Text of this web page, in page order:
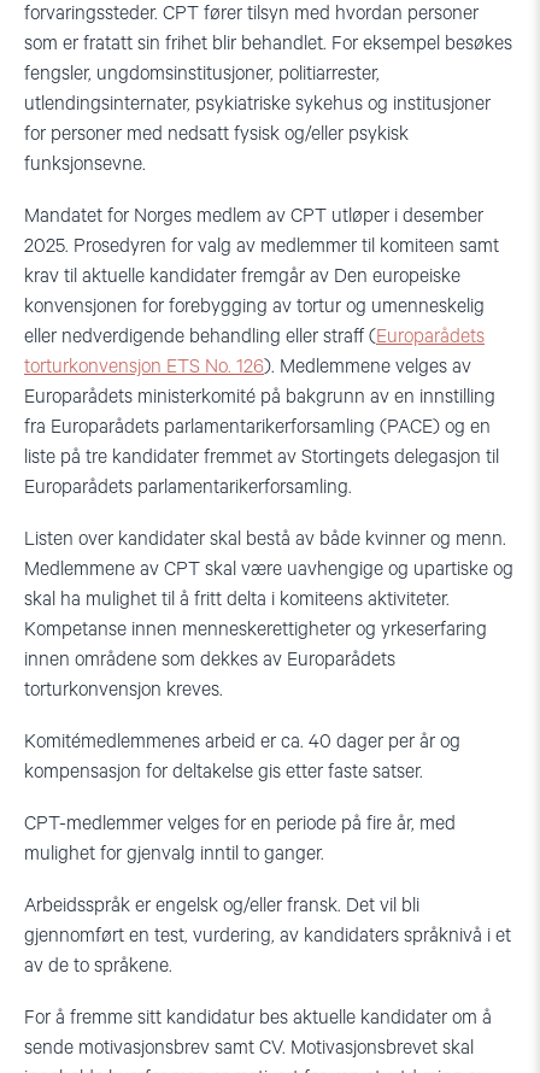
forvaringssteder. CPT fører tilsyn med hvordan personer
som er fratatt sin frihet blir behandlet. For eksempel besøkes
fengsler, ungdomsinstitusjoner, politiarrester,
utlendingsinternater, psykiatriske sykehus og institusjoner
for personer med nedsatt fysisk og/eller psykisk
funksjonsevne.
Mandatet for Norges medlem av CPT utløper i desember
2025. Prosedyren for valg av medlemmer til komiteen samt
krav til aktuelle kandidater fremgår av Den europeiske
konvensjonen for forebygging av tortur og umenneskelig
eller nedverdigende behandling eller straff (Europarådets
torturkonvensjon ETS No. 126). Medlemmene velges av
Europarådets ministerkomité på bakgrunn av en innstilling
fra Europarådets parlamentarikerforsamling (PACE) og en
liste på tre kandidater fremmet av Stortingets delegasjon til
Europarådets parlamentarikerforsamling.
Listen over kandidater skal bestå av både kvinner og menn.
Medlemmene av CPT skal være uavhengige og upartiske og
skal ha mulighet til å fritt delta i komiteens aktiviteter.
Kompetanse innen menneskerettigheter og yrkeserfaring
innen områdene som dekkes av Europarådets
torturkonvensjon kreves.
Komitémedlemmenes arbeid er ca. 40 dager per år og
kompensasjon for deltakelse gis etter faste satser.
CPT-medlemmer velges for en periode på fire år, med
mulighet for gjenvalg inntil to ganger.
Arbeidsspråk er engelsk og/eller fransk. Det vil bli
gjennomført en test, vurdering, av kandidaters språknivå i et
av de to språkene.
For å fremme sitt kandidatur bes aktuelle kandidater om å
sende motivasjonsbrev samt CV. Motivasjonsbrevet skal